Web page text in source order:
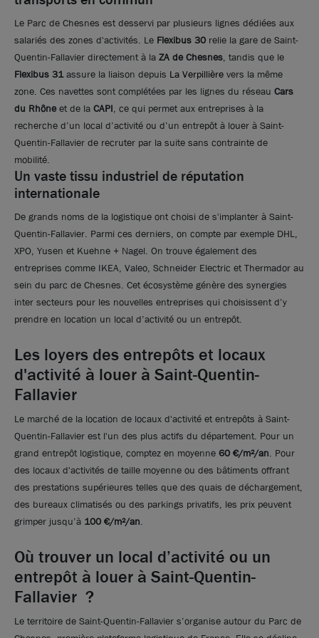
A louer - Bâtiment d'activités avec un quai et cour de
déchargement - Saint- Quentin- Fallavier
79€ m²/an HT HC
Le Parc de Chesnes est desservi par plusieurs lignes dédiées aux
salariés des zones d'activités. Le Flexibus 30 relie la gare de Saint-
Quentin-Fallavier directement à la ZA de Chesnes, tandis que le
Flexibus 31assure la liaison depuis La Verpillière vers la même
zone. Ces navettes sont complétées par les lignes du réseau Cars
du Rhôneet de la CAPI, ce qui permet aux entreprises à la
recherche d’un local d’activité ou d’un entrepôt à louer à Saint-
Quentin-Fallavier de recruter par la suite sans contrainte de
mobilité.
Un vaste tissu industriel de réputation
internationale
De grands noms de la logistique ont choisi de s'implanter à Saint-
Quentin-Fallavier. Parmi ces derniers, on compte par exemple DHL,
XPO, Yusen et Kuehne + Nagel. On trouve également des
entreprises comme IKEA, Valeo, Schneider Electric et Thermador au
sein du parc de Chesnes. Cet écosystème génère des synergies
inter secteurs pour les nouvelles entreprises qui choisissent d’y
prendre en location un local d’activité ou un entrepôt.
Les loyers des entrepôts et locaux
d'activité à louer à Saint-Quentin-
Fallavier
Le marché de la location de locaux d'activité et entrepôts à Saint-
Quentin-Fallavier est l'un des plus actifs du département. Pour un
grand entrepôt logistique, comptez en moyenne 60 €/m²/an. Pour
des locaux d'activités de taille moyenne ou des bâtiments offrant
des prestations supérieures telles que des quais de déchargement,
des bureaux climatisés ou des parkings privatifs, les prix peuvent
grimper jusqu’à 100 €/m²/an.
Où trouver un local d’activité ou un
entrepôt à louer à Saint-Quentin-
Fallavier ?
Le territoire de Saint-Quentin-Fallavier s’organise autour du Parc de